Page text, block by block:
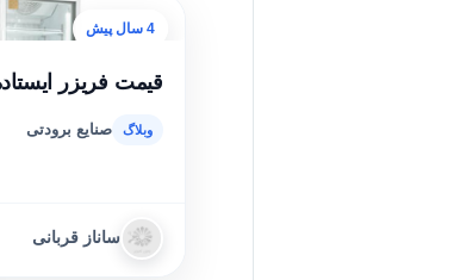
4 سال پیش
قیمت فریزر
صنایع برودتی
ساناز قربانی